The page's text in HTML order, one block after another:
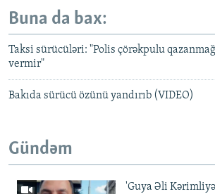
Buna da bax:
Taksi sürücüləri: "Polis çörəkpulu
vermir"
Bakıda sürücü özünü yandırıb (VIDEO)
Gündəm
'Guya Əli